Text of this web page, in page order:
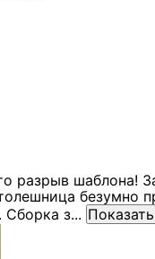
разрыв шаблона!
безумно
з...